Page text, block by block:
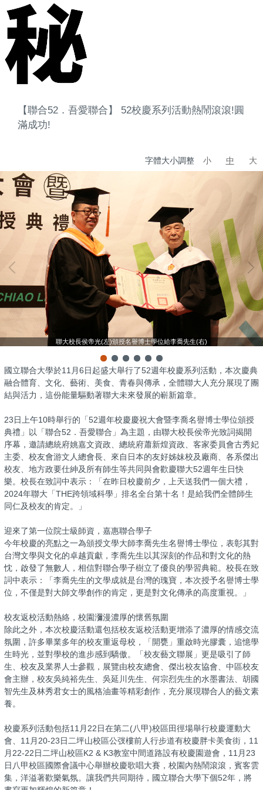
【聯合52．吾愛聯合】 52校慶系列活動熱鬧滾滾!圓
滿成功!
字體大小調整 小 中 大
聯大校長侯帝光(左)頒授名譽博士學位給李喬先生(右)
國立聯合大學於11月6日起盛大舉行了52週年校慶系列活動，本次慶典
融合體育、文化、藝術、美食、青春與傳承，全體聯大人充分展現了團
結與活力，這份能量驅動著聯大未來發展的嶄新篇章。
23日上午10時舉行的「52週年校慶慶祝大會暨李喬名譽博士學位頒授
典禮」以「聯合52．吾愛聯合」為主題，由聯大校長侯帝光致詞揭開
序幕，邀請總統府姚嘉文資政、總統府蕭新煌資政、客家委員會古秀妃
主委、校友會游文人總會長、來自日本的友好姊妹校及廠商、各系傑出
校友、地方政要仕紳及所有師生等共同與會歡慶聯大52週年生日快
樂。校長在致詞中表示：「在昨日校慶前夕，上天送我們一個大禮，
2024年聯大「THE跨領域科學」排名全台第十名！是給我們全體師生
同仁及校友的肯定。」
迎來了第一位院士級師資，嘉惠聯合學子
今年校慶的亮點之一為頒授文學大師李喬先生名譽博士學位，表彰其對
台灣文學與文化的卓越貢獻，李喬先生以其深刻的作品和對文化的熱
忱，啟發了無數人，相信對聯合學子樹立了優良的學習典範。校長在致
詞中表示：「李喬先生的文學成就是台灣的瑰寶，本次授予名譽博士學
位，不僅是對大師文學創作的肯定，更是對文化傳承的高度重視。」
校友返校活動熱絡，校園瀰漫濃厚的懷舊氛圍
除此之外，本次校慶活動還包括校友返校活動更增添了濃厚的情感交流
氛圍，許多畢業多年的校友重返母校，「開甕」重啟時光膠囊，追憶學
生時光，並對學校的進步感到驕傲。「校友藝文聯展」更是吸引了師
生、校友及業界人士參觀，展覽由校友總會、傑出校友協會、中區校友
會主辦，校友吳純裕先生、吳延川先生、何宗烈先生的水墨書法、胡國
智先生及林秀君女士的風格油畫等精彩創作，充分展現聯合人的藝文素
養。
校慶系列活動包括11月22日在第二(八甲)校區田徑場舉行校慶運動大
會、11月20-23日二坪山校區公弢樓前人行步道有校慶胖卡美食街，11
月22-22日二坪山校區K2 & K3教室中間道路設有校慶園遊會，11月23
日八甲校區國際會議中心舉辦校慶歌唱大賽，校園內熱鬧滾滾，賓客雲
集，洋溢著歡樂氣氛。讓我們共同期待，國立聯合大學下個52年，將